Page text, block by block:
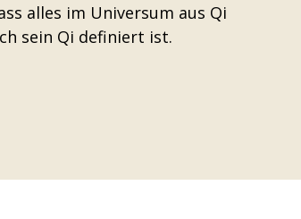
alles im Universum aus Qi
sein Qi definiert ist.